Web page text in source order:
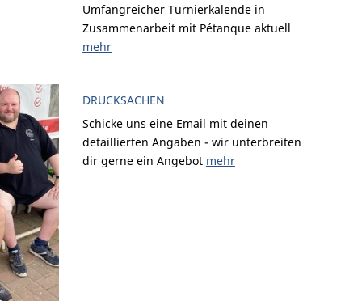
Umfangreicher Turnierkalende in
Zusammenarbeit mit Pétanque aktuell
mehr
DRUCKSACHEN
Schicke uns eine Email mit deinen
detaillierten Angaben - wir unterbreiten
dir gerne ein Angebot mehr